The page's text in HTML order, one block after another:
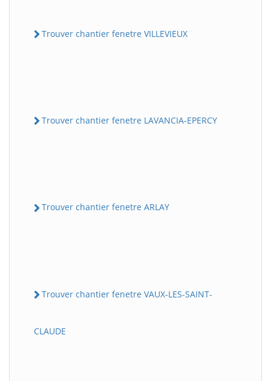
Trouver chantier fenetre VILLEVIEUX
Trouver chantier fenetre LAVANCIA-EPERCY
Trouver chantier fenetre ARLAY
Trouver chantier fenetre VAUX-LES-SAINT-
CLAUDE